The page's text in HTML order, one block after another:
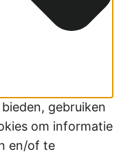
gebruiken
om informatie
en/of te